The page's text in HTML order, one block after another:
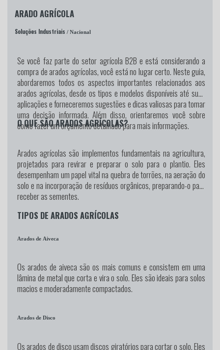
ARADO AGRÍCOLA
Soluções Industriais / Nacional
Se você faz parte do setor agrícola B2B e está considerando a
compra de arados agrícolas, você está no lugar certo. Neste guia,
abordaremos todos os aspectos importantes relacionados aos
arados agrícolas, desde os tipos e modelos disponíveis até suas
aplicações e forneceremos sugestões e dicas valiosas para tomar
uma decisão informada. Além disso, orientaremos você sobre
como fazer um orçamento detalhado para mais informações.
O QUE SÃO ARADOS AGRÍCOLAS?
Arados agrícolas são implementos fundamentais na agricultura,
projetados para revirar e preparar o solo para o plantio. Eles
desempenham um papel vital na quebra de torrões, na aeração do
solo e na incorporação de resíduos orgânicos, preparando-o para
receber as sementes.
TIPOS DE ARADOS AGRÍCOLAS
Arados de Aiveca
Os arados de aiveca são os mais comuns e consistem em uma
lâmina de metal que corta e vira o solo. Eles são ideais para solos
macios e moderadamente compactados.
Arados de Disco
Os arados de disco usam discos giratórios para cortar o solo. Eles